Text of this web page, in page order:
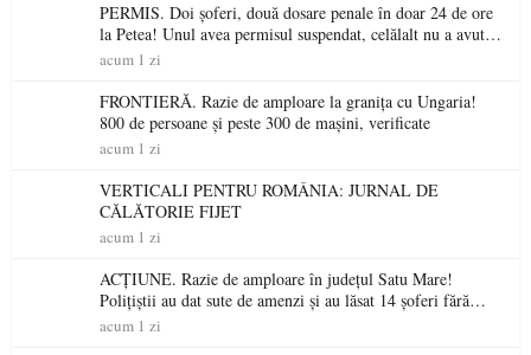
PERMIS. Doi șoferi, două dosare penale în doar 24 de ore
la Petea! Unul avea permisul suspendat, celălalt nu a avut
niciodată permis
acum 1 zi
FRONTIERĂ. Razie de amploare la granița cu Ungaria!
800 de persoane și peste 300 de mașini, verificate
acum 1 zi
VERTICALI PENTRU ROMÂNIA: JURNAL DE
CĂLĂTORIE FIJET
acum 1 zi
ACȚIUNE. Razie de amploare în județul Satu Mare!
Polițiștii au dat sute de amenzi și au lăsat 14 șoferi fără
permis într-o singură zi
acum 1 zi